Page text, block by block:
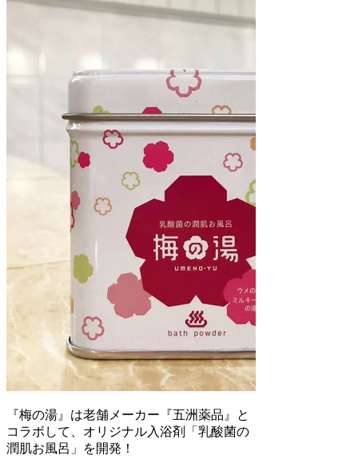
『梅の湯』は老舗メーカー『五洲薬品』と
コラボして、オリジナル入浴剤「乳酸菌の
潤肌お風呂」を開発！